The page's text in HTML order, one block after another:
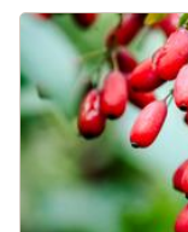
Pflück' mich!